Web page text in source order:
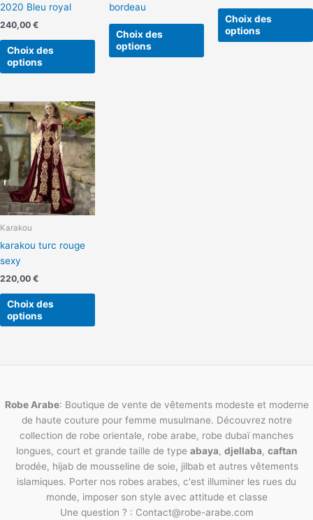
2020 Bleu royal
240,00 €
Choix des
options
page
produit
bordeau
Choix des
options
la
page
du
Choix des
options
Karakou
karakou turc rouge
sexy
220,00 €
Choix des
options
Ce
produit
a
plusieurs
variations.
Les
options
peuvent
page
produit
Robe Arabe: Boutique de vente de vêtements modeste et moderne
de haute couture pour femme musulmane. Découvrez notre
collection de robe orientale, robe arabe, robe dubaï manches
longues, court et grande taille de type abaya, djellaba, caftan
brodée, hijab de mousseline de soie, jilbab et autres vêtements
islamiques. Porter nos robes arabes, c'est illuminer les rues du
monde, imposer son style avec attitude et classe
Une question ? : Contact@robe-arabe.com